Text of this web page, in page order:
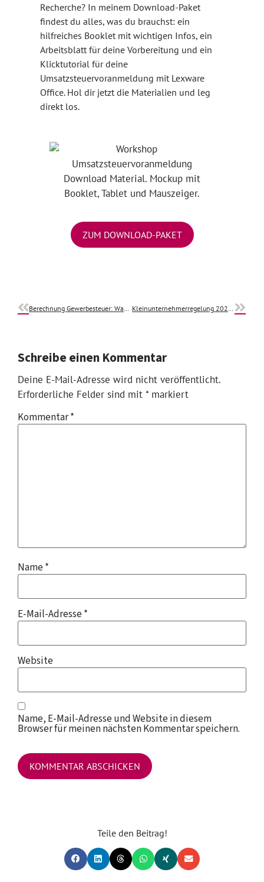
Recherche? In meinem Download-Paket
findest du alles, was du brauchst: ein
hilfreiches Booklet mit wichtigen Infos, ein
Arbeitsblatt für deine Vorbereitung und ein
Klicktutorial für deine
Umsatzsteuervoranmeldung mit Lexware
Office. Hol dir jetzt die Materialien und leg
direkt los.
ZUM DOWNLOAD-PAKET
Schreibe einen Kommentar
Deine E-Mail-Adresse wird nicht veröffentlicht.
Erforderliche Felder sind mit *markiert
Kommentar*
Name*
E-Mail-Adresse*
Website
Name, E-Mail-Adresse und Website in diesem
Browser für meinen nächsten Kommentar speichern.
Teile den Beitrag!